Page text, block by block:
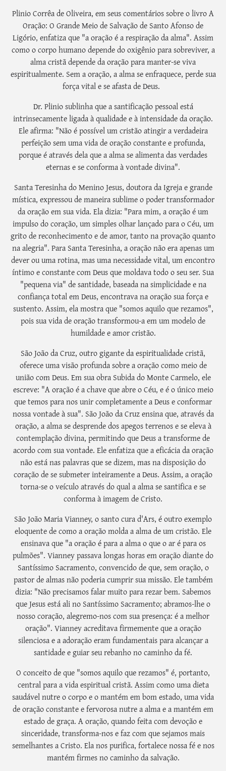
Plinio Corrêa de Oliveira, em seus comentários sobre o livro A
Oração: O Grande Meio de Salvação de Santo Afonso de
Ligório, enfatiza que "a oração é a respiração da alma". Assim
como o corpo humano depende do oxigênio para sobreviver, a
alma cristã depende da oração para manter-se viva
espiritualmente. Sem a oração, a alma se enfraquece, perde sua
força vital e se afasta de Deus.
Dr. Plinio sublinha que a santificação pessoal está
intrinsecamente ligada à qualidade e à intensidade da oração.
Ele afirma: "Não é possível um cristão atingir a verdadeira
perfeição sem uma vida de oração constante e profunda,
porque é através dela que a alma se alimenta das verdades
eternas e se conforma à vontade divina".
Santa Teresinha do Menino Jesus, doutora da Igreja e grande
mística, expressou de maneira sublime o poder transformador
da oração em sua vida. Ela dizia: "Para mim, a oração é um
impulso do coração, um simples olhar lançado para o Céu, um
grito de reconhecimento e de amor, tanto na provação quanto
na alegria". Para Santa Teresinha, a oração não era apenas um
dever ou uma rotina, mas uma necessidade vital, um encontro
íntimo e constante com Deus que moldava todo o seu ser. Sua
"pequena via" de santidade, baseada na simplicidade e na
confiança total em Deus, encontrava na oração sua força e
sustento. Assim, ela mostra que "somos aquilo que rezamos",
pois sua vida de oração transformou-a em um modelo de
humildade e amor cristão.
São João da Cruz, outro gigante da espiritualidade cristã,
oferece uma visão profunda sobre a oração como meio de
união com Deus. Em sua obra Subida do Monte Carmelo, ele
escreve: "A oração é a chave que abre o Céu, e é o único meio
que temos para nos unir completamente a Deus e conformar
nossa vontade à sua". São João da Cruz ensina que, através da
oração, a alma se desprende dos apegos terrenos e se eleva à
contemplação divina, permitindo que Deus a transforme de
acordo com sua vontade. Ele enfatiza que a eficácia da oração
não está nas palavras que se dizem, mas na disposição do
coração de se submeter inteiramente a Deus. Assim, a oração
torna-se o veículo através do qual a alma se santifica e se
conforma à imagem de Cristo.
São João Maria Vianney, o santo cura d'Ars, é outro exemplo
eloquente de como a oração molda a alma de um cristão. Ele
ensinava que "a oração é para a alma o que o ar é para os
pulmões". Vianney passava longas horas em oração diante do
Santíssimo Sacramento, convencido de que, sem oração, o
pastor de almas não poderia cumprir sua missão. Ele também
dizia: "Não precisamos falar muito para rezar bem. Sabemos
que Jesus está ali no Santíssimo Sacramento; abramos-lhe o
nosso coração, alegremo-nos com sua presença: é a melhor
oração". Vianney acreditava firmemente que a oração
silenciosa e a adoração eram fundamentais para alcançar a
santidade e guiar seu rebanho no caminho da fé.
O conceito de que "somos aquilo que rezamos" é, portanto,
central para a vida espiritual cristã. Assim como uma dieta
saudável nutre o corpo e o mantém em bom estado, uma vida
de oração constante e fervorosa nutre a alma e a mantém em
estado de graça. A oração, quando feita com devoção e
sinceridade, transforma-nos e faz com que sejamos mais
semelhantes a Cristo. Ela nos purifica, fortalece nossa fé e nos
mantém firmes no caminho da salvação.